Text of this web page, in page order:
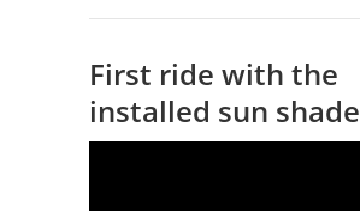
First ride with the
installed sun shade